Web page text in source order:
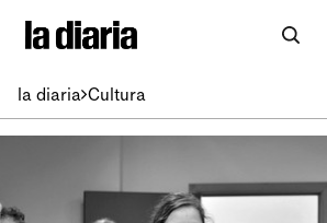
la diaria Cultura